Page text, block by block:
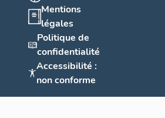
Mentions
légales
Politique de
confidentialité
Accessibilité :
non conforme